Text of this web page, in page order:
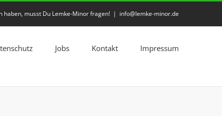
haben, musst Du Lemke-Minor fragen! | info@lemke-minor.de
Jobs Kontakt Impressum